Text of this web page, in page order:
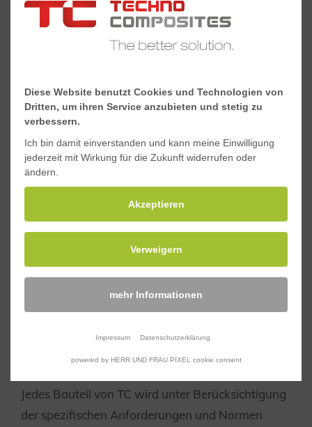
Maschinenpark bearbeiten wir die Profile
hochpräzise.
Qualitätsmanagement
Jedes Bauteil von TC wird unter Berücksichtigung
der spezifischen Anforderungen und Normen
Diese Website benutzt Cookies und Technologien von
Dritten, um ihren Service anzubieten und stetig zu
verbessern.
Ich bin damit einverstanden und kann meine Einwilligung
jederzeit mit Wirkung für die Zukunft widerrufen oder
ändern.
Akzeptieren
Verweigern
mehr Informationen
Impressum Datenschutzerklärung
powered by HERR UND FRAU PIXEL cookie consent